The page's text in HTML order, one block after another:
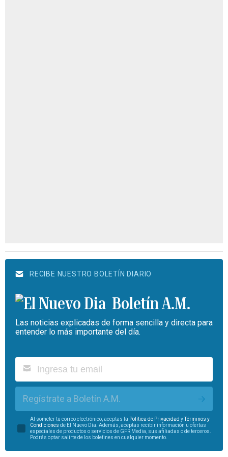
RECIBE NUESTRO BOLETÍN DIARIO
Boletín A.M.
Las noticias explicadas de forma sencilla y directa para
entender lo más importante del día.
Regístrate a Boletín A.M.
Al someter tu correo electrónico, aceptas la Política de Privacidad yTérminos y
Condiciones de El Nuevo Día. Además, aceptas recibir información u ofertas
especiales de productos o servicios de GFR Media, sus afiliadas o de terceros.
Podrás optar salirte de los boletines en cualquier momento.